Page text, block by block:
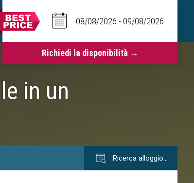
in un
Ricerca alloggio…